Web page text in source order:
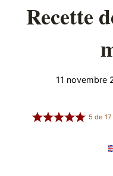
Recette
11 novembre
5 de17